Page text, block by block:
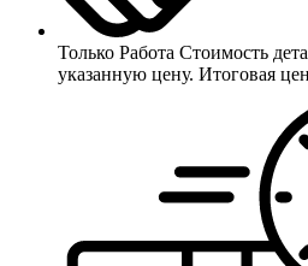
Только Работа Стоимость
указанную цену. Итоговая